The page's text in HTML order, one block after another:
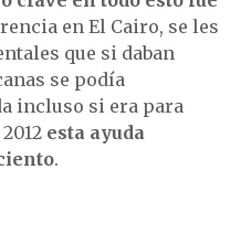
en El Cairo, se les
que si daban
se podía
incluso si era para
esta ayuda
.